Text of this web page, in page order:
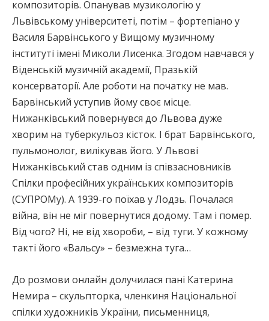
композиторів. Опанував музикологію у
Львівському університеті, потім – фортепіано у
Василя Барвінського у Вищому музичному
інституті імені Миколи Лисенка. Згодом навчався у
Віденській музичній академії, Празькій
консерваторії. Але роботи на початку не мав.
Барвінський уступив йому своє місце.
Нижанківський повернувся до Львова дуже
хворим на туберкульоз кісток. І брат Барвінського,
пульмонолог, вилікував його. У Львові
Нижанківський став одним із співзасновників
Спілки професійних українських композиторів
(СУПРОМу). А 1939-го поїхав у Лодзь. Почалася
війна, він не міг повернутися додому. Там і помер.
Від чого? Ні, не від хвороби, – від туги. У кожному
такті його «Вальсу» – безмежна туга…
До розмови онлайн долучилася пані Катерина
Немира – скульпторка, членкиня Національної
спілки художників України, письменниця,